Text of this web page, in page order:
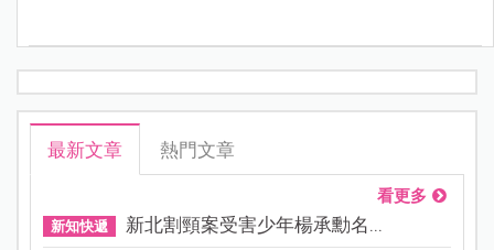
最新文章 熱門文章
看更多
新知快遞 新北割頸案受害少年楊承勳名...